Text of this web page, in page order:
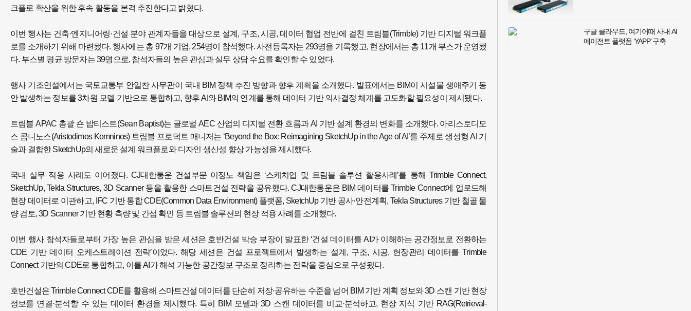
크플로 확산을 위한 후속 활동을 본격 추진한다고 밝혔다.
이번 행사는 건축·엔지니어링·건설 분야 관계자들을 대상으로 설계, 구조, 시공, 데이터 협업 전반에 걸친 트림블(Trimble) 기반 디지털 워크플
로를 소개하기 위해 마련됐다. 행사에는 총 97개 기업, 254명이 참석했다. 사전등록자는 293명을 기록했고, 현장에서는 총 11개 부스가 운영됐
다. 부스별 평균 방문자는 39명으로, 참석자들의 높은 관심과 실무 상담 수요를 확인할 수 있었다.
행사 기조연설에서는 국토교통부 안일찬 사무관이 국내 BIM 정책 추진 방향과 향후 계획을 소개했다. 발표에서는 BIM이 시설물 생애주기 동
안 발생하는 정보를 3차원 모델 기반으로 통합하고, 향후 AI와 BIM의 연계를 통해 데이터 기반 의사결정 체계를 고도화할 필요성이 제시됐다.
트림블 APAC 총괄 숀 밥티스트(Sean Baptist)는 글로벌 AEC 산업의 디지털 전환 흐름과 AI 기반 설계 환경의 변화를 소개했다. 아리스토디모
스 콤니노스(Aristodimos Komninos) 트림블 프로덕트 매니저는 ‘Beyond the Box: Reimagining SketchUp in the Age of AI’를 주제로 생성형 AI 기
술과 결합한 SketchUp의 새로운 설계 워크플로와 디자인 생산성 향상 가능성을 제시했다.
국내 실무 적용 사례도 이어졌다. CJ대한통운 건설부문 이정노 책임은 ‘스케치업 및 트림블 솔루션 활용사례’를 통해 Trimble Connect,
SketchUp, Tekla Structures, 3D Scanner 등을 활용한 스마트건설 전략을 공유했다. CJ대한통운은 BIM 데이터를 Trimble Connect에 업로드해
현장 데이터로 이관하고, IFC 기반 통합 CDE(Common Data Environment) 플랫폼, SketchUp 기반 공사·안전계획, Tekla Structures 기반 철골 물
량 검토, 3D Scanner 기반 현황 측량 및 간섭 확인 등 트림블 솔루션의 현장 적용 사례를 소개했다.
이번 행사 참석자들로부터 가장 높은 관심을 받은 세션은 호반건설 박승 부장이 발표한 ‘건설 데이터를 AI가 이해하는 공간정보로 전환하는
CDE 기반 데이터 오케스트레이션 전략’이었다. 해당 세션은 건설 프로젝트에서 발생하는 설계, 구조, 시공, 현장관리 데이터를 Trimble
Connect 기반의 CDE로 통합하고, 이를 AI가 해석 가능한 공간정보 구조로 정리하는 전략을 중심으로 구성됐다.
호반건설은 Trimble Connect CDE를 활용해 스마트건설 데이터를 단순히 저장·공유하는 수준을 넘어 BIM 기반 계획 정보와 3D 스캔 기반 현장
정보를 연결·분석할 수 있는 데이터 환경을 제시했다. 특히 BIM 모델과 3D 스캔 데이터를 비교·분석하고, 현장 지식 기반 RAG(Retrieval-
구글 클라우드, 여기어때 사내 AI
에이전트 플랫폼 ‘YAPP’ 구축